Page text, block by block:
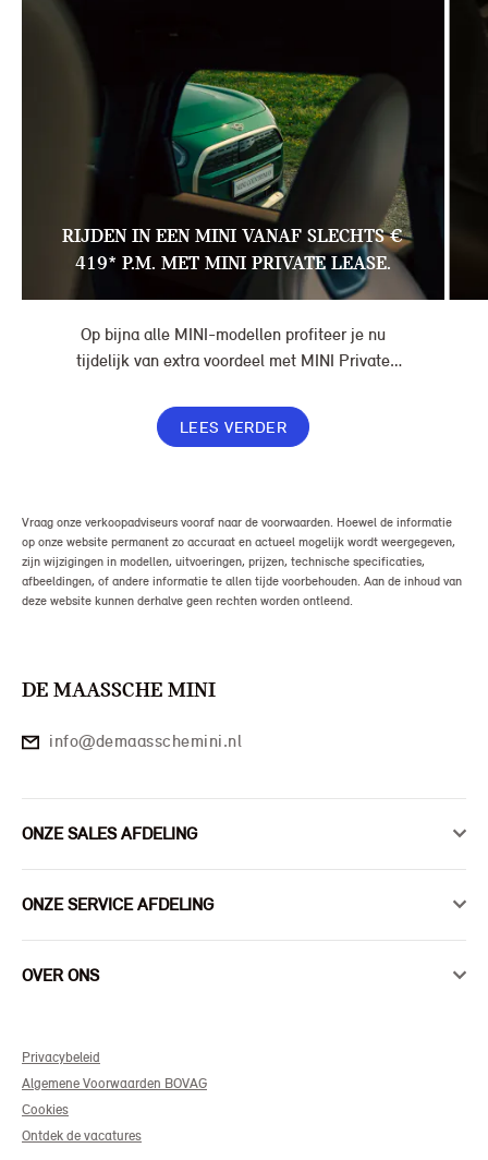
RIJDEN IN EEN MINI VANAF SLECHTS €
419* P.M. MET MINI PRIVATE LEASE.
Op bijna alle MINI-modellen profiteer je nu
tijdelijk van extra voordeel met MINI Private
maand, in plaats van € 449. Afhankelijk van de
uitvoering kan jouw voordeel nog verder oplopen.
LEES VERDER
Vraag onze verkoopadviseurs vooraf naar de voorwaarden. Hoewel de informatie
op onze website permanent zo accuraat en actueel mogelijk wordt weergegeven,
zijn wijzigingen in modellen, uitvoeringen, prijzen, technische specificaties,
afbeeldingen, of andere informatie te allen tijde voorbehouden. Aan de inhoud van
deze website kunnen derhalve geen rechten worden ontleend.
DE MAASSCHE MINI
info@demaasschemini.nl
ONZE SALES AFDELING
ONZE SERVICE AFDELING
OVER ONS
Privacybeleid
Algemene Voorwaarden BOVAG
Cookies
Ontdek de vacatures